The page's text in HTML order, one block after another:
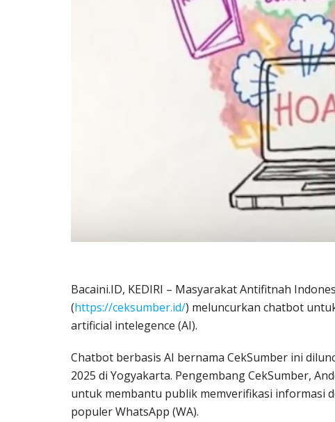
Bacaini.ID, KEDIRI – Masyarakat Antifitnah
(https://ceksumber.id/) meluncurkan chatbot
artificial intelegence (AI).
Chatbot berbasis AI bernama CekSumber ini
2025 di Yogyakarta. Pengembang CekSumber,
untuk membantu publik memverifikasi informasi
populer WhatsApp (WA).